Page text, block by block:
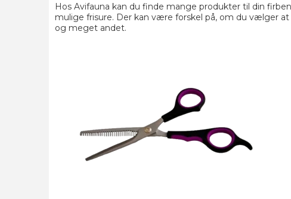
Hos Avifauna kan du finde mange produkter til din
mulige frisure. Der kan være forskel på, om du vælger
og meget andet.